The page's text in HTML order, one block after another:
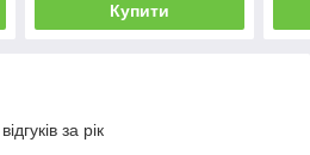
Купити
за рік